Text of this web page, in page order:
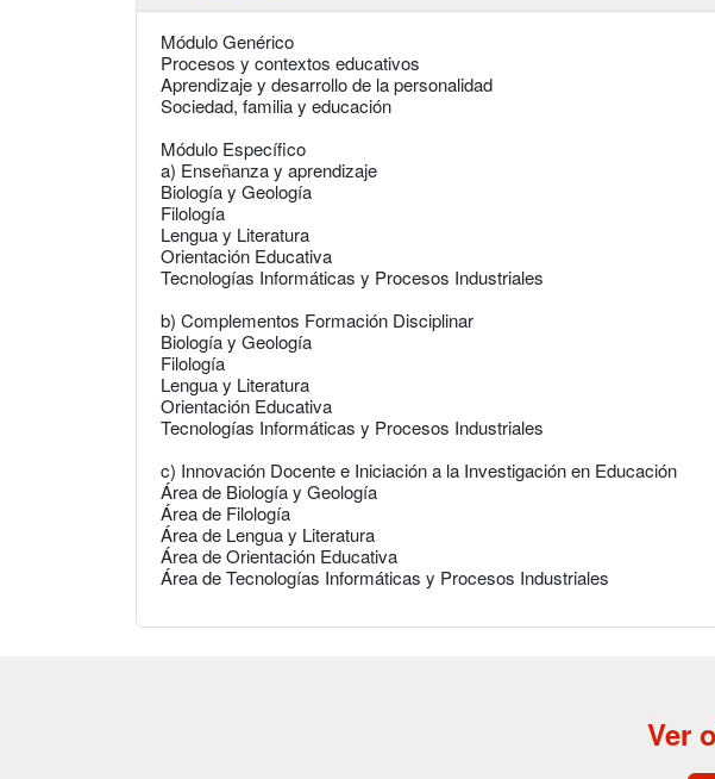
Módulo Genérico
Procesos y contextos educativos
Aprendizaje y desarrollo de la personalidad
Sociedad, familia y educación
Módulo Específico
a) Enseñanza y aprendizaje
Biología y Geología
Filología
Lengua y Literatura
Orientación Educativa
Tecnologías Informáticas y Procesos Industriales
b) Complementos Formación Disciplinar
Biología y Geología
Filología
Lengua y Literatura
Orientación Educativa
Tecnologías Informáticas y Procesos Industriales
c) Innovación Docente e Iniciación a la Investigación en Educación
Área de Biología y Geología
Área de Filología
Área de Lengua y Literatura
Área de Orientación Educativa
Área de Tecnologías Informáticas y Procesos Industriales
Ver